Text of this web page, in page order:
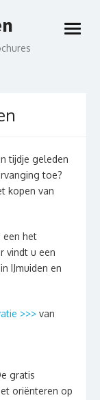
open
tijdje geleden
toe?
kopen van
een het
vindt u een
IJmuiden en
>>> van
gratis
oriënteren op